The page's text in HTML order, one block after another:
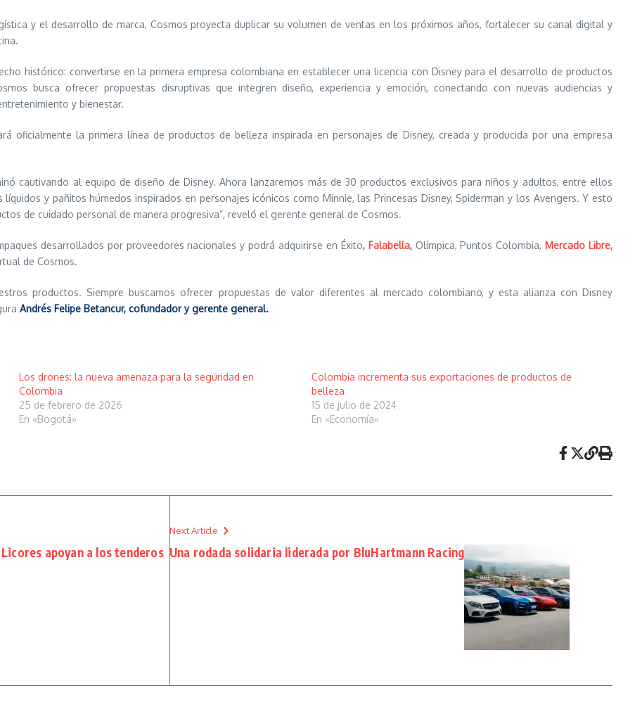
y el desarrollo de marca, Cosmos proyecta duplicar su volumen de ventas en los próximos años, fortalecer su canal digital y
histórico: convertirse en la primera empresa colombiana en establecer una licencia con Disney para el desarrollo de productos
busca ofrecer propuestas disruptivas que integren diseño, experiencia y emoción, conectando con nuevas audiencias y
y bienestar.
oficialmente la primera línea de productos de belleza inspirada en personajes de Disney, creada y producida por una empresa
cautivando al equipo de diseño de Disney. Ahora lanzaremos más de 30 productos exclusivos para niños y adultos, entre ellos
y pañitos húmedos inspirados en personajes icónicos como Minnie, las Princesas Disney, Spiderman y los Avengers. Y esto
de cuidado personal de manera progresiva”, reveló el gerente general de Cosmos.
desarrollados por proveedores nacionales y podrá adquirirse en Éxito, Falabella,Olímpica, Puntos Colombia, Mercado Libre,
de Cosmos.
productos. Siempre buscamos ofrecer propuestas de valor diferentes al mercado colombiano, y esta alianza con Disney
Andrés Felipe Betancur, cofundador y gerente general.
Los drones: la nueva amenaza para la seguridad en
Colombia
25 de febrero de 2026
En «Bogotá»
Colombia incrementa sus exportaciones de productos de
belleza
15 de julio de 2024
En «Economía»
apoyan a los tenderos
Next Article
Una rodada solidaria liderada por BluHartmann Racing